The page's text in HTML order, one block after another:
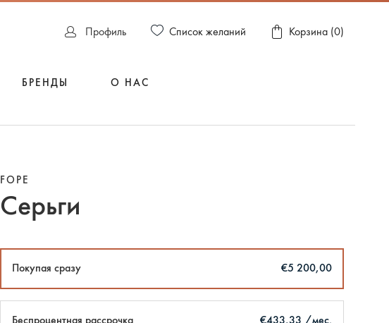
Пpофиль Список желаний Корзина (0)
БРЕНДЫ О НАС
FOPE
Серьги
Покупая сразу €5 200,00